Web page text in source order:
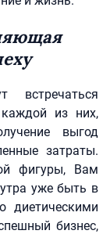
из них,
выгод
затраты.
фигуры, Вам
уже быть в
диетическими
бизнес,